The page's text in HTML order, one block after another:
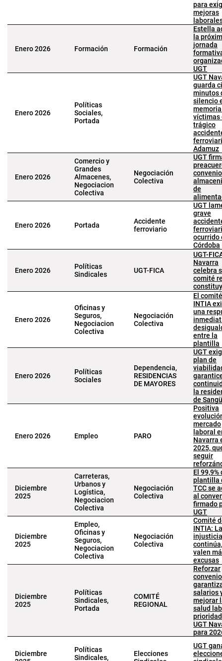
para
mejoras
Enero 2026 Formación Formación
Estella
la
jornada
UGT
Enero 2026
Políticas
Sociales,
Portada
UGT
guarda
minutos
silencio
víctimas
trágico
Adamuz
Enero 2026
Comercio y
Grandes
Almacenes,
Negociacion
Colectiva
Negociación
Colectiva
UGT
de
Enero 2026 Portada
Accidente
ferroviario
UGT
grave
ocurrido
Córdoba
Enero 2026
Políticas
Sindicales
UGT-FICA
UGT-
Navarra
celebra
comité
Enero 2026
Oficinas y
Seguros,
Negociacion
Colectiva
Negociación
Colectiva
El
INTIA
una
entre la
plantilla
Enero 2026
Políticas
Sociales
Dependencia,
RESIDENCIAS
DE MAYORES
UGT
plan de
la
de
Enero 2026 Empleo PARO
Positiva
mercado
laboral
Navarra
2025,
seguir
Diciembre
2025
Carreteras,
Urbanos y
Logística,
Negociacion
Colectiva
Negociación
Colectiva
El 99,9%
plantilla
TCC se
al
firmado
UGT
Diciembre
2025
Empleo,
Oficinas y
Seguros,
Negociacion
Colectiva
Negociación
Colectiva
Comité
INTIA: La
injusticia
valen
excusas
Diciembre
2025
Políticas
Sindicales,
Portada
COMITÉ
REGIONAL
Reforzar
salarios
mejorar
salud
UGT
para
Diciembre
Políticas
Sindicales,
Elecciones
UGT